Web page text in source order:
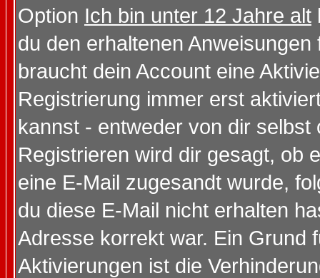
Option Ich bin unter 12 Jahre alt
du den erhaltenen
braucht dein Account eine
Registrierung immer erst
kannst - entweder von dir selbst
Registrieren wird dir gesagt, ob
eine E-Mail zugesandt wurde,
du diese E-Mail nicht erhalten
Adresse korrekt war. Ein Grund
Aktivierungen ist die